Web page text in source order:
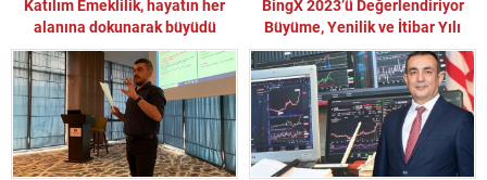
Katılım Emeklilik, hayatın her
alanına dokunarak büyüdü
BingX 2023’ü Değerlendiriyor
Büyüme, Yenilik ve İtibar Yılı